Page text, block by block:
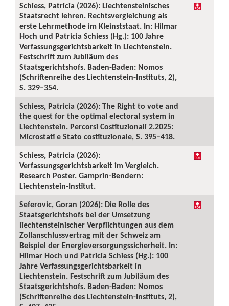
Schiess, Patricia (2026): Liechtensteinisches
Staatsrecht lehren. Rechtsvergleichung als
erste Lehrmethode im Kleinststaat. In: Hilmar
Hoch und Patricia Schiess (Hg.): 100 Jahre
Verfassungsgerichtsbarkeit in Liechtenstein.
Festschrift zum Jubiläum des
Staatsgerichtshofs. Baden-Baden: Nomos
(Schriftenreihe des Liechtenstein-Instituts, 2),
S. 329–354.
Schiess, Patricia (2026): The Right to vote and
the quest for the optimal electoral system in
Liechtenstein. Percorsi Costituzionali 2.2025:
Microstati e Stato costituzionale, S. 395–418.
Schiess, Patricia (2026):
Verfassungsgerichtsbarkeit im Vergleich.
Research Poster. Gamprin-Bendern:
Liechtenstein-Institut.
Seferovic, Goran (2026): Die Rolle des
Staatsgerichtshofs bei der Umsetzung
liechtensteinischer Verpflichtungen aus dem
Zollanschlussvertrag mit der Schweiz am
Beispiel der Energieversorgungssicherheit. In:
Hilmar Hoch und Patricia Schiess (Hg.): 100
Jahre Verfassungsgerichtsbarkeit in
Liechtenstein. Festschrift zum Jubiläum des
Staatsgerichtshofs. Baden-Baden: Nomos
(Schriftenreihe des Liechtenstein-Instituts, 2),